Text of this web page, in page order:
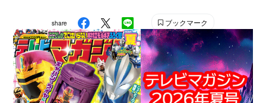
雑誌です。 【SNS】 X（旧Twitter）：@tele_maga
Instagram：＠tele_maga
share ブックマーク